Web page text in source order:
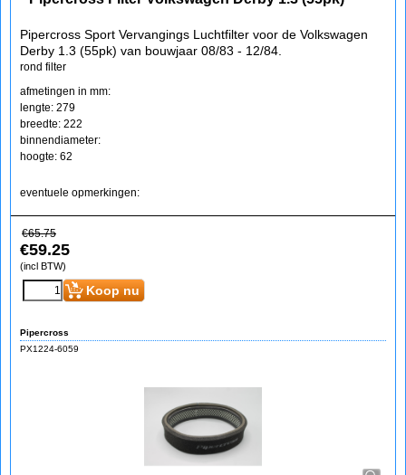
Pipercross Sport Vervangings Luchtfilter voor de Volkswagen
Derby 1.3 (55pk) van bouwjaar 08/83 - 12/84.
rond filter
afmetingen in mm:
lengte: 279
breedte: 222
binnendiameter:
hoogte: 62
eventuele opmerkingen:
€65.75
€59.25
(incl BTW)
Koop nu
Pipercross
PX1224-6059